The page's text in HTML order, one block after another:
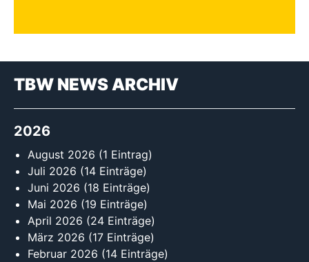
TBW NEWS ARCHIV
2026
August 2026 (1 Eintrag)
Juli 2026 (14 Einträge)
Juni 2026 (18 Einträge)
Mai 2026 (19 Einträge)
April 2026 (24 Einträge)
März 2026 (17 Einträge)
Februar 2026 (14 Einträge)